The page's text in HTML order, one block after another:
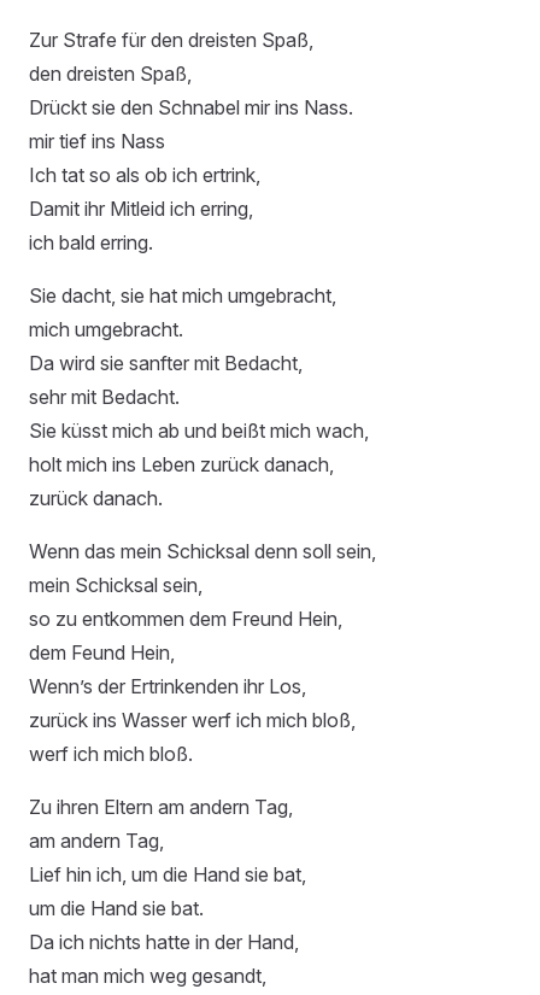
Zur Strafe für den dreisten Spaß,
den dreisten Spaß,
Drückt sie den Schnabel mir ins Nass.
mir tief ins Nass
Ich tat so als ob ich ertrink,
Damit ihr Mitleid ich erring,
ich bald erring.
Sie dacht, sie hat mich umgebracht,
mich umgebracht.
Da wird sie sanfter mit Bedacht,
sehr mit Bedacht.
Sie küsst mich ab und beißt mich wach,
holt mich ins Leben zurück danach,
zurück danach.
Wenn das mein Schicksal denn soll sein,
mein Schicksal sein,
so zu entkommen dem Freund Hein,
dem Feund Hein,
Wenn’s der Ertrinkenden ihr Los,
zurück ins Wasser werf ich mich bloß,
werf ich mich bloß.
Zu ihren Eltern am andern Tag,
am andern Tag,
Lief hin ich, um die Hand sie bat,
um die Hand sie bat.
Da ich nichts hatte in der Hand,
hat man mich weg gesandt,